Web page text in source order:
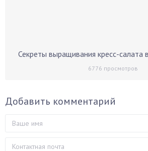
Секреты выращивания кресс-салата
6776 просмотров
Добавить комментарий